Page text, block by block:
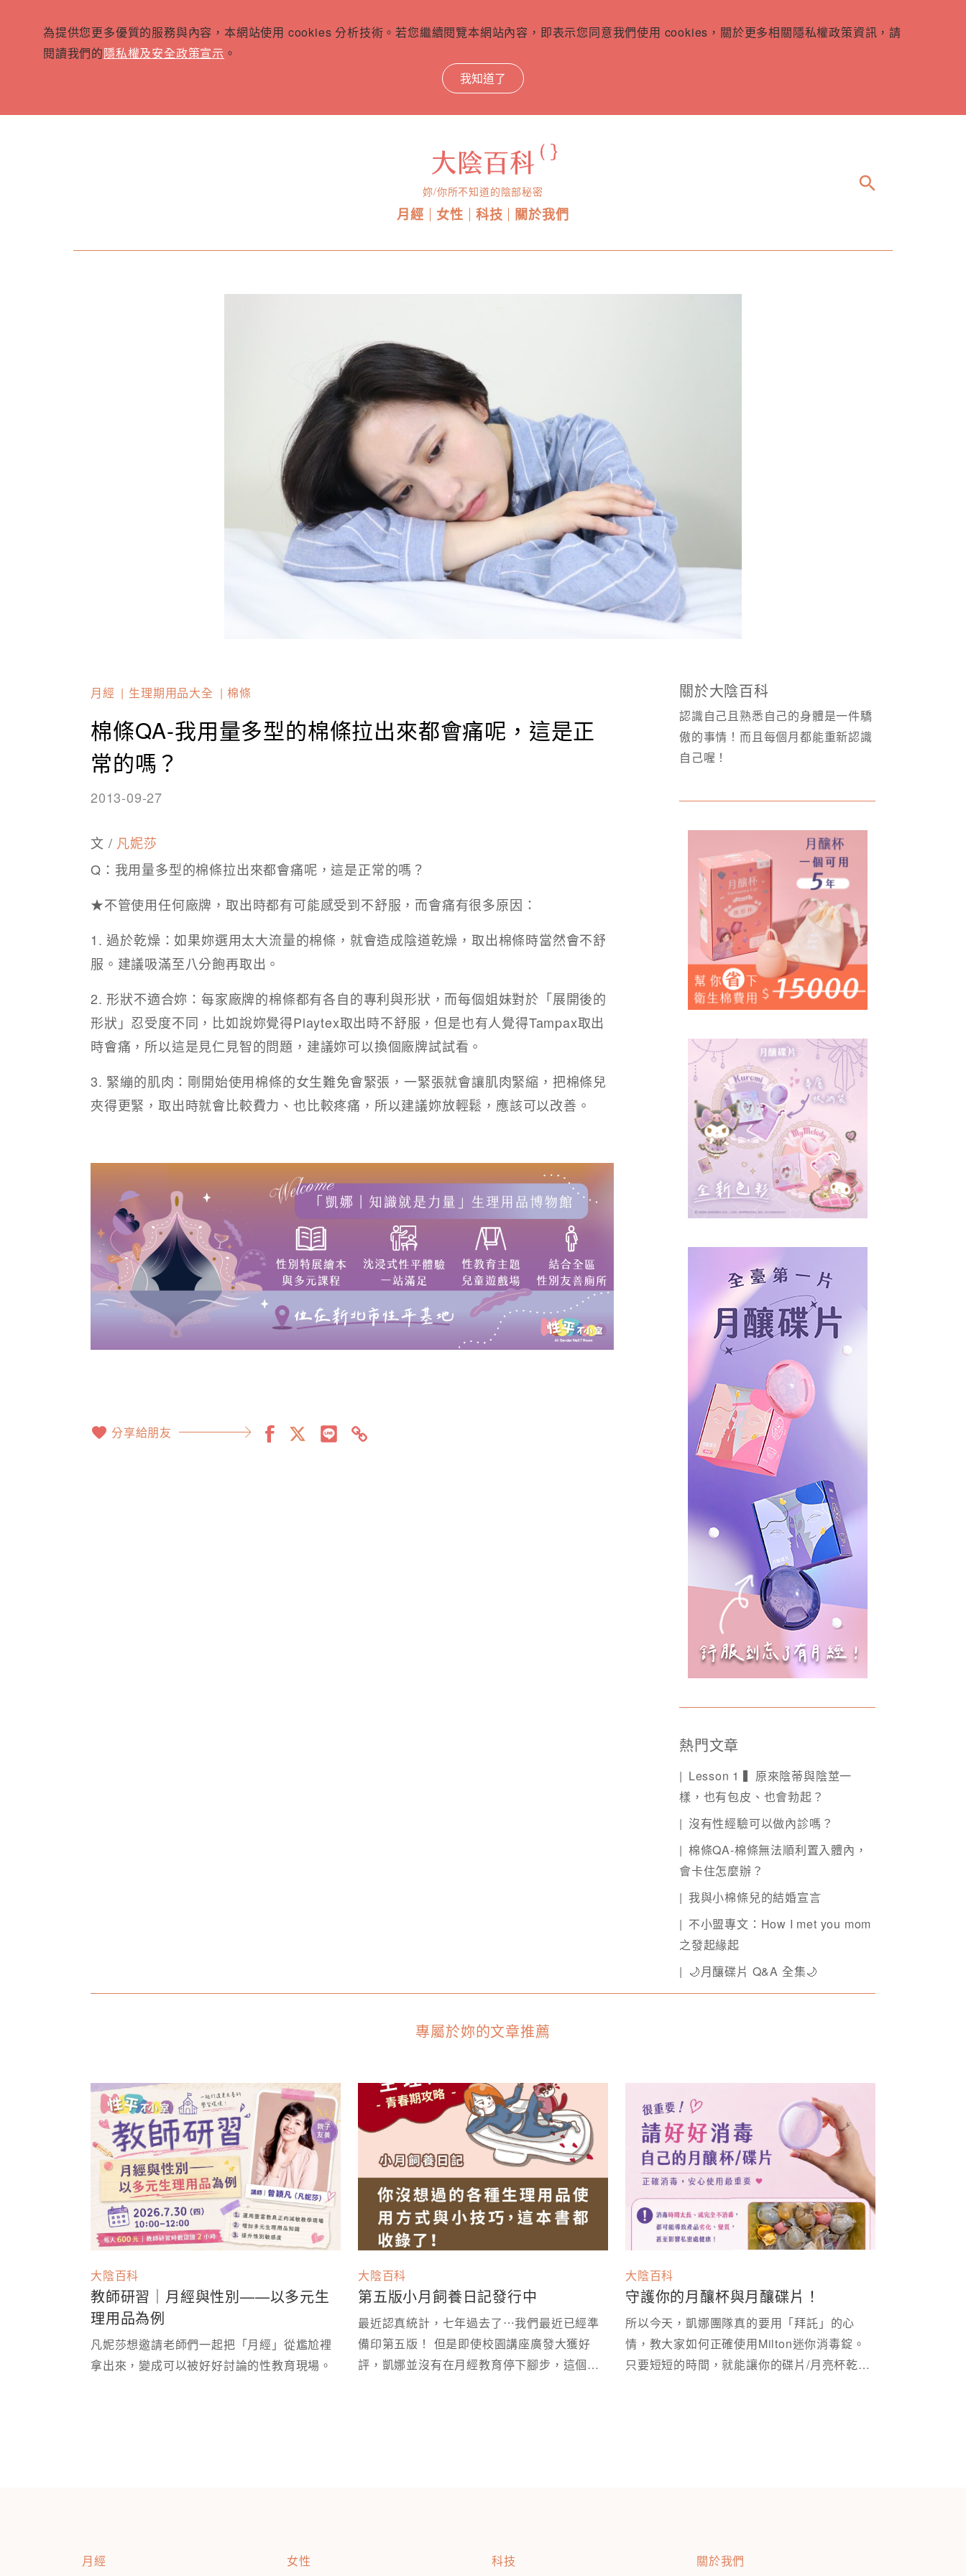
為提供您更多優質的服務與內容，本網站使用 cookies 分析技術。若您繼續閱覽本網站內容，即表示您同意我們使用 cookies，關於更多相關隱私權政策資訊，請
閱讀我們的隱私權及安全政策宣示 。
我知道了
妳/你所不知道的陰部秘密
月經 女性 科技 關於我們
search
月經 生理期用品大全 棉條
棉條QA-我用量多型的棉條拉出來都會痛呢，這是正
常的嗎？
2013-09-27
文 / 凡妮莎
Q：我用量多型的棉條拉出來都會痛呢，這是正常的嗎？
★不管使用任何廠牌，取出時都有可能感受到不舒服，而會痛有很多原因：
1. 過於乾燥：如果妳選用太大流量的棉條，就會造成陰道乾燥，取出棉條時當然會不舒
服。建議吸滿至八分飽再取出。
2. 形狀不適合妳：每家廠牌的棉條都有各自的專利與形狀，而每個姐妹對於「展開後的
形狀」忍受度不同，比如說妳覺得Playtex取出時不舒服，但是也有人覺得Tampax取出
時會痛，所以這是見仁見智的問題，建議妳可以換個廠牌試試看。
3. 緊繃的肌肉：剛開始使用棉條的女生難免會緊張，一緊張就會讓肌肉緊縮，把棉條兒
夾得更緊，取出時就會比較費力、也比較疼痛，所以建議妳放輕鬆，應該可以改善。
分享給朋友
關於大陰百科
認識自己且熟悉自己的身體是一件驕
傲的事情！而且每個月都能重新認識
自己喔！
熱門文章
Lesson 1 ▍原來陰蒂與陰莖一
樣，也有包皮、也會勃起？
沒有性經驗可以做內診嗎？
棉條QA-棉條無法順利置入體內，
會卡住怎麼辦？
我與小棉條兒的結婚宣言
不小盟專文：How I met you mom
之發起緣起
🌙月釀碟片 Q&A 全集🌙
專屬於妳的文章推薦
大陰百科
教師研習｜月經與性別——以多元生
理用品為例
凡妮莎想邀請老師們一起把「月經」從尷尬裡
大陰百科
第五版小月飼養日記發行中
最近認真統計，七年過去了⋯我們最近已經準
備印第五版！ 但是即使校園講座廣發大獲好
評，凱娜並沒有在月經教育停下腳步，這個月
大陰百科
守護你的月釀杯與月釀碟片！
所以今天，凱娜團隊真的要用「拜託」的心
情，教大家如何正確使用Milton迷你消毒錠。
只要短短的時間，就能讓你的碟片/月亮杯乾淨
月經 女性 科技 關於我們